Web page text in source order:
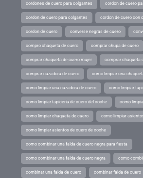
cordones de cuero para colgantes cordon de cuero
cordon de cuero para colgantes cordon de cuero con
cordon de cuero converse negras de cuero
compro chaqueta de cuero comprar chupa de cuero
comprar chaqueta de cuero mujer comprar chaqueta
comprar cazadora de cuero como limpiar una
como limpiar una cazadora de cuero como limpiar
como limpiar tapiceria de cuero del coche como
como limpiar chaqueta de cuero como limpiar
como limpiar asientos de cuero de coche
como combinar una falda de cuero negra para fiesta
como combinar una falda de cuero negra como
combinar una falda de cuero combinar falda de cuero